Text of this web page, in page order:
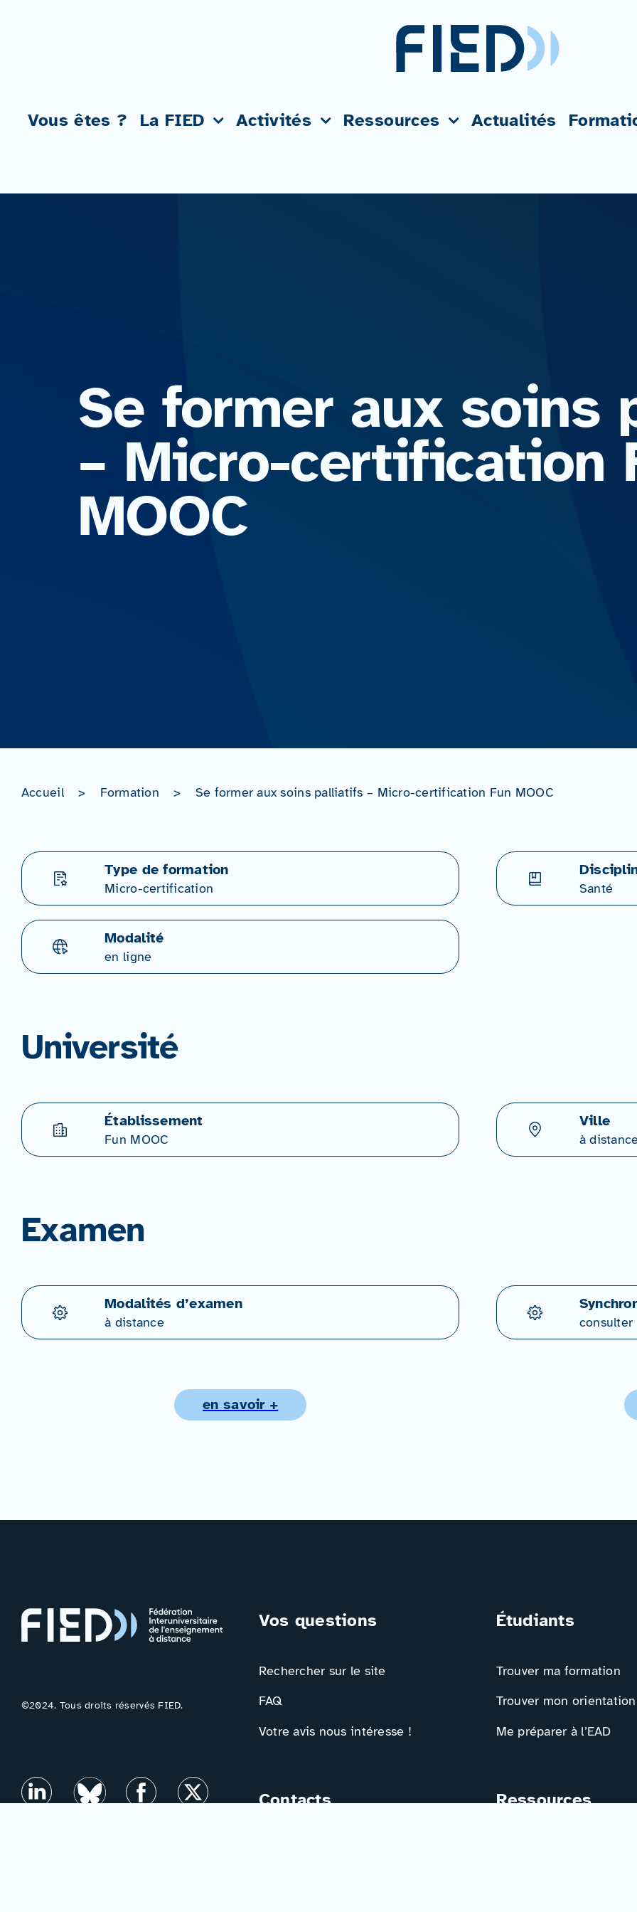
Vous êtes ? La FIED Activités Ressources Actualités
Se former aux soins
– Micro-certification
MOOC
Accueil > Formation > Se former aux soins palliatifs – Micro-certification Fun MOOC
Type de formation
Micro-certification Santé
Modalité
en ligne
Université
Établissement
Fun MOOC
Ville
à
Examen
Modalités d’examen
à distance consulter
en savoir +
©2024. Tous droits réservés FIED.
Vos questions
Rechercher sur le site
FAQ
Votre avis nous intéresse !
Contacts
Étudiants
Trouver ma formation
Trouver mon orientation
Me préparer à l’EAD
Ressources